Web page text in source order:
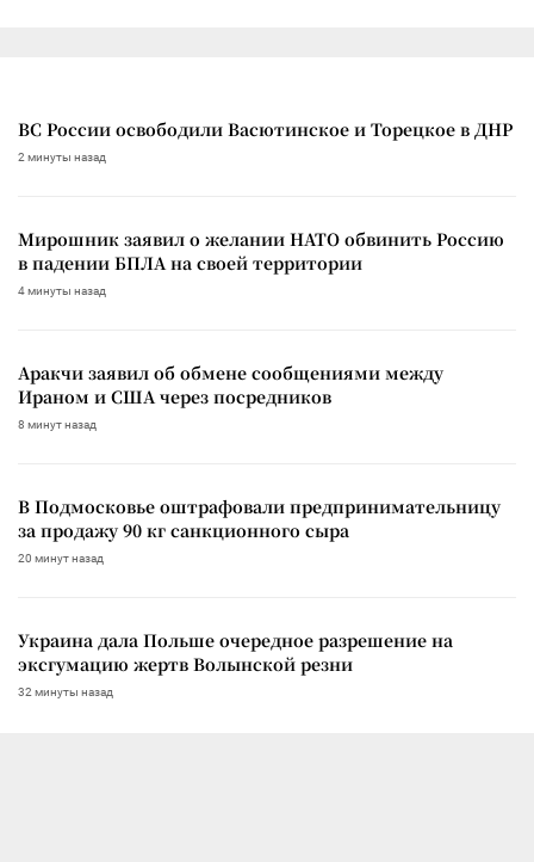
ВС России освободили Васютинское и Торецкое в ДНР
2 минуты назад
Мирошник заявил о желании НАТО обвинить Россию
в падении БПЛА на своей территории
4 минуты назад
Аракчи заявил об обмене сообщениями между
Ираном и США через посредников
8 минут назад
В Подмосковье оштрафовали предпринимательницу
за продажу 90 кг санкционного сыра
20 минут назад
Украина дала Польше очередное разрешение на
эксгумацию жертв Волынской резни
32 минуты назад